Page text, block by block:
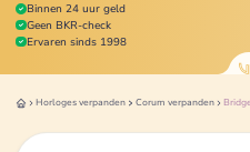
Binnen 24 uur geld
Geen BKR-check
Ervaren sinds 1998
Horloges verpanden Corum verpanden Bridge